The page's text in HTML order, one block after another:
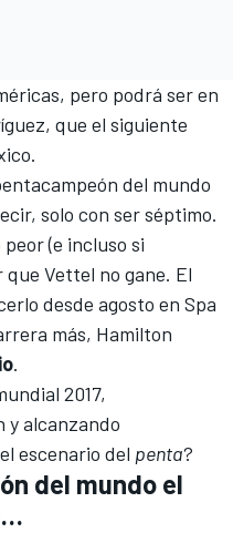
pero podrá ser en
, que el siguiente
.
del mundo
solo con ser séptimo.
peor (e incluso si
que Vettel no gane. El
desde agosto en Spa
más, Hamilton
.
2017,
y alcanzando
escenario del penta?
del mundo el